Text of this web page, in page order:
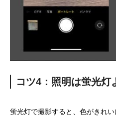
コツ4：照明は蛍光灯
蛍光灯で撮影すると、色がきれ